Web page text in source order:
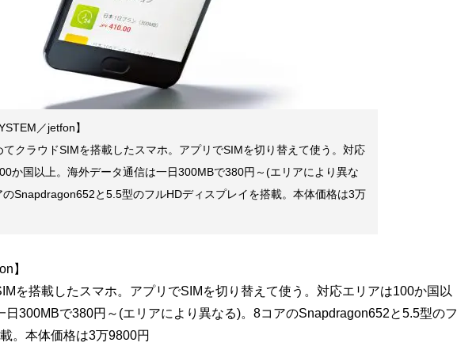
／jetfon】
てクラウドSIMを搭載したスマホ。アプリでSIMを切り替えて使う。対応
か国以上。海外データ通信は一日300MBで380円～(エリアにより異な
のSnapdragon652と5.5型のフルHDディスプレイを搭載。本体価格は3万
】
を搭載したスマホ。アプリでSIMを切り替えて使う。対応エリアは100か国以
日300MBで380円～(エリアにより異なる)。8コアのSnapdragon652と5.5型のフ
。本体価格は3万9800円